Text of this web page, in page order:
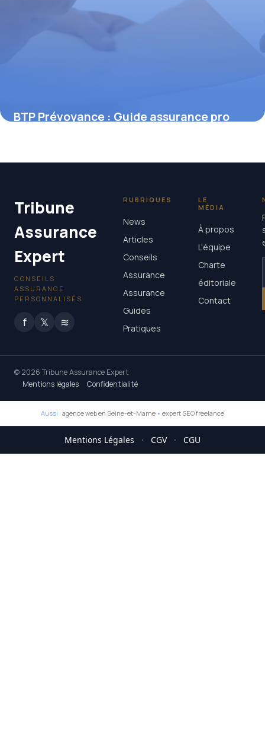
BTP Prévoyance : Guide assurance pro
Tribune
Assurance
Expert
CONSEILS
ASSURANCE
PERSONNALISÉS
f 𝕏 ≋
RUBRIQUES
News
Articles
Conseils
Assurance
Assurance
Guides
Pratiques
LE
MÉDIA
À propos
L'équipe
Charte
éditoriale
Contact
© 2026 Tribune Assurance Expert
Mentions légales
Confidentialité
Aussi : agence web en Seine-et-Marne • expert SEO freelance
Mentions Légales · CGV · CGU